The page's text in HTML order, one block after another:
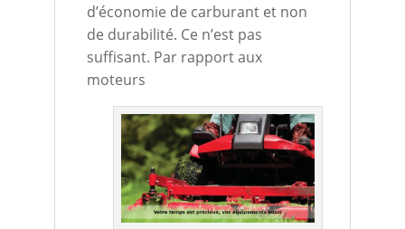
d’économie de carburant et non
de durabilité. Ce n’est pas
suffisant. Par rapport aux
moteurs